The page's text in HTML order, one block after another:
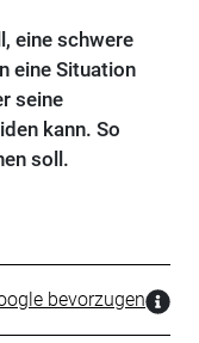
eine schwere
eine Situation
seine
kann. So
soll.
bevorzugen